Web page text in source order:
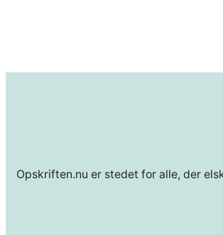
Opskriften.nu er stedet for alle, der